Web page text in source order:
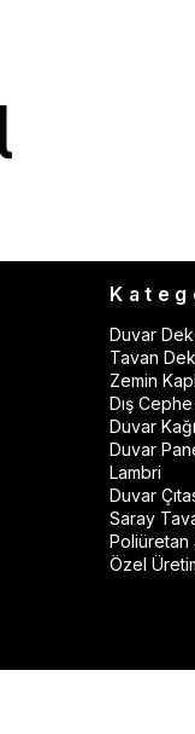
Duvar
Tavan
Zemin
Dış
Duvar
Duvar
Lambri
Duvar
Saray
Poliüretan
Özel